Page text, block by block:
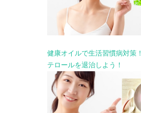
健康オイルで生活習慣病対策
テロールを退治しよう！